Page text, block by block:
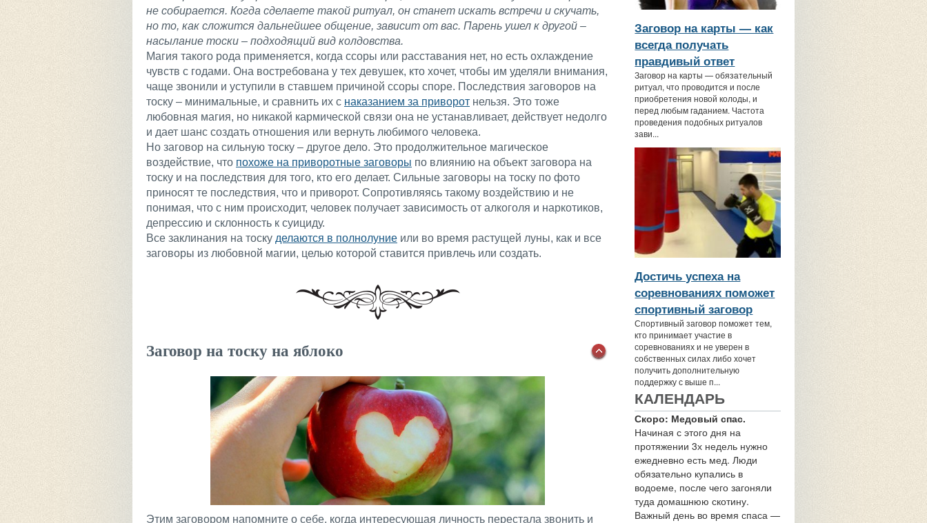
не собирается. Когда сделаете такой ритуал, он станет искать встречи и скучать,
но то, как сложится дальнейшее общение, зависит от вас. Парень ушел к другой –
насылание тоски – подходящий вид колдовства.
Магия такого рода применяется, когда ссоры или расставания нет, но есть охлаждение
чувств с годами. Она востребована у тех девушек, кто хочет, чтобы им уделяли внимания,
чаще звонили и уступили в ставшем причиной ссоры споре. Последствия заговоров на
тоску – минимальные, и сравнить их с наказанием за приворот нельзя. Это тоже
любовная магия, но никакой кармической связи она не устанавливает, действует недолго
и дает шанс создать отношения или вернуть любимого человека.
Но заговор на сильную тоску – другое дело. Это продолжительное магическое
воздействие, что похоже на приворотные заговоры по влиянию на объект заговора на
тоску и на последствия для того, кто его делает. Сильные заговоры на тоску по фото
приносят те последствия, что и приворот. Сопротивляясь такому воздействию и не
понимая, что с ним происходит, человек получает зависимость от алкоголя и наркотиков,
депрессию и склонность к суициду.
Все заклинания на тоску делаются в полнолуние или во время растущей луны, как и все
заговоры из любовной магии, целью которой ставится привлечь или создать.
Заговор на тоску на яблоко
Этим заговором напомните о себе, когда интересующая личность перестала звонить и
Заговор на карты — как
всегда получать
правдивый ответ
Заговор на карты — обязательный
ритуал, что проводится и после
приобретения новой колоды, и
перед любым гаданием. Частота
проведения подобных ритуалов
зави...
Достичь успеха на
соревнованиях поможет
спортивный заговор
Спортивный заговор поможет тем,
кто принимает участие в
соревнованиях и не уверен в
собственных силах либо хочет
получить дополнительную
поддержку с выше п...
КАЛЕНДАРЬ
Скоро: Медовый спас.
Начиная с этого дня на
протяжении 3х недель нужно
ежедневно есть мед. Люди
обязательно купались в
водоеме, после чего загоняли
туда домашнюю скотину.
Важный день во время спаса —